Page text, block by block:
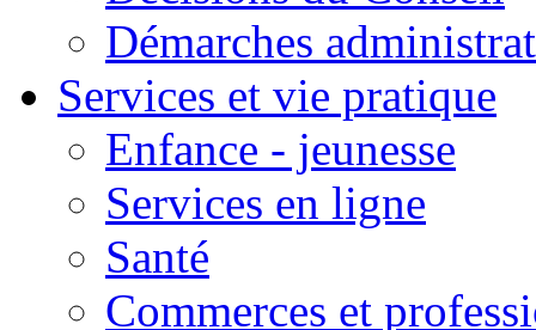
Démarches
Services et vie pratique
Enfance - jeunesse
Services en ligne
Santé
Commerces et